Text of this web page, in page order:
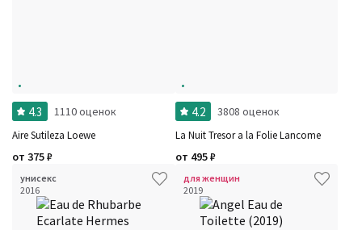
4.3 1110 оценок
Aire Sutileza Loewe
от 375₽
4.2 3808 оценок
La Nuit Tresor a la Folie Lancome
от 495₽
унисекс
2016
для женщин
2019